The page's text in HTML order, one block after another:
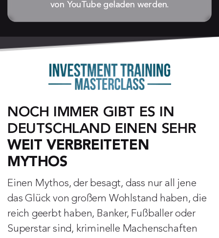
von YouTube geladen werden.
NOCH IMMER GIBT ES IN
WEIT VERBREITETEN
MYTHOS
Einen Mythos, der besagt, dass nur all jene
das Glück von großem Wohlstand haben, die
reich geerbt haben, Banker, Fußballer oder
Superstar sind, kriminelle Machenschaften